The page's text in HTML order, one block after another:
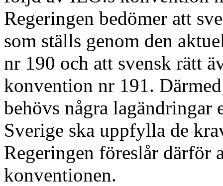
Regeringen bedömer att
som ställs genom den
nr 190 och att svensk rätt
konvention nr 191.
behövs några lagändringar
Sverige ska uppfylla de
Regeringen föreslår därför
konventionen.